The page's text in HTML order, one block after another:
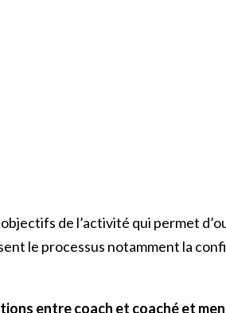
de l’activité qui permet
le processus notamment la
entre coach et coaché et